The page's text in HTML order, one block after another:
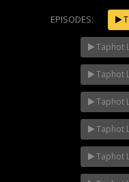
NOW PLAYING
EPISODES:
Taphot
Taphot
Taphot
Taphot
Taphot